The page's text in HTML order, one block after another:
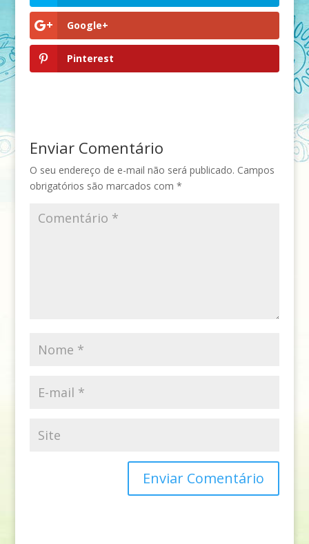
Google+
Pinterest
Enviar Comentário
O seu endereço de e-mail não será publicado. Campos
obrigatórios são marcados com *